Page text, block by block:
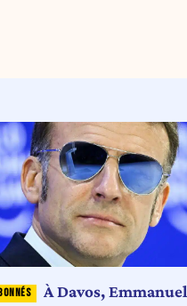
À Davos, Emmanuel